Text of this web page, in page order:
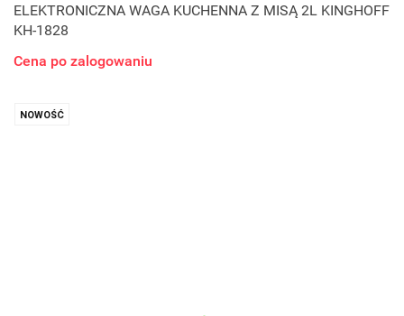
ELEKTRONICZNA WAGA KUCHENNA Z MISĄ 2L KINGHOFF
KH-1828
Cena po zalogowaniu
NOWOŚĆ